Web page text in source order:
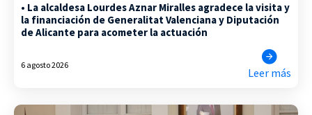
• La alcaldesa Lourdes Aznar Miralles agradece la visita y
la financiación de Generalitat Valenciana y Diputación
de Alicante para acometer la actuación
6 agosto 2026
Leer más